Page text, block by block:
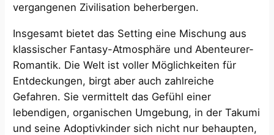
vergangenen Zivilisation beherbergen.
Insgesamt bietet das Setting eine Mischung aus
klassischer Fantasy-Atmosphäre und Abenteurer-
Romantik. Die Welt ist voller Möglichkeiten für
Entdeckungen, birgt aber auch zahlreiche
Gefahren. Sie vermittelt das Gefühl einer
lebendigen, organischen Umgebung, in der Takumi
und seine Adoptivkinder sich nicht nur behaupten,